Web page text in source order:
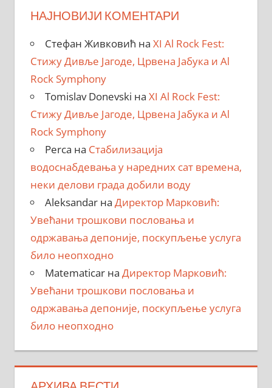
НАЈНОВИЈИ КОМЕНТАРИ
Стефан Живковић на XI Al Rock Fest:
Стижу Дивље Јагоде, Црвена Јабука и Al
Rock Symphony
Tomislav Donevski на XI Al Rock Fest:
Стижу Дивље Јагоде, Црвена Јабука и Al
Rock Symphony
Perca на Стабилизација
водоснабдевања у наредних сат времена,
неки делови града добили воду
Aleksandarна Директор Марковић:
Увећани трошкови пословања и
одржавања депоније, поскупљење услуга
било неопходно
Matematicarна Директор Марковић:
Увећани трошкови пословања и
одржавања депоније, поскупљење услуга
било неопходно